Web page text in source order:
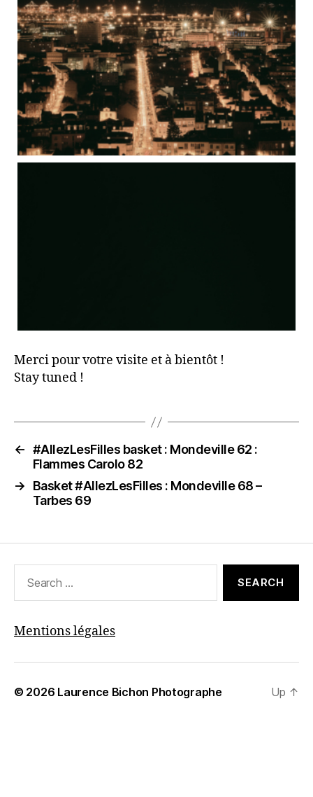
Merci pour votre visite et à bientôt !
Stay tuned !
← #AllezLesFilles basket : Mondeville 62 :
Flammes Carolo 82
→
Basket #AllezLesFilles : Mondeville 68 –
Tarbes 69
Mentions légales
© 2026 Laurence Bichon Photographe Up ↑